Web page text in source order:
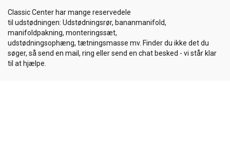
Classic Center har mange reservedele
til udstødningen: Udstødningsrør, bananmanifold,
manifoldpakning, monteringssæt,
udstødningsophæng, tætningsmasse mv. Finder du ikke det du
søger, så send en mail, ring eller send en chat besked - vi står klar
til at hjælpe.